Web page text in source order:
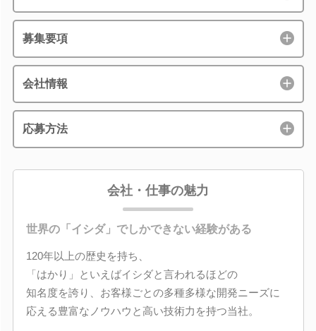
募集要項
会社情報
応募方法
会社・仕事の魅力
世界の「イシダ」でしかできない経験がある
120年以上の歴史を持ち、
「はかり」といえばイシダと言われるほどの
知名度を誇り、お客様ごとの多種多様な開発ニーズに
応える豊富なノウハウと高い技術力を持つ当社。